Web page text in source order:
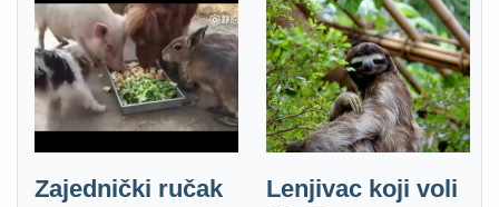
Zajednički ručak
Lenjivac koji voli